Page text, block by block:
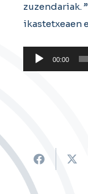
zuzendariak.
ikastetxeaen
Soinu
00:00